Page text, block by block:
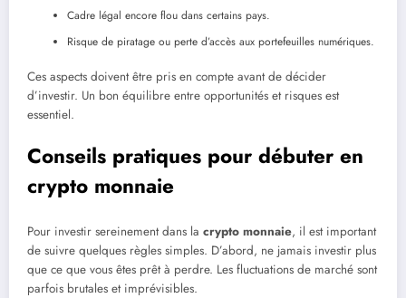
Cadre légal encore flou dans certains pays.
Risque de piratage ou perte d’accès aux portefeuilles numériques.
Ces aspects doivent être pris en compte avant de décider
d’investir. Un bon équilibre entre opportunités et risques est
essentiel.
Conseils pratiques pour débuter en
crypto monnaie
Pour investir sereinement dans la crypto monnaie, il est important
de suivre quelques règles simples. D’abord, ne jamais investir plus
que ce que vous êtes prêt à perdre. Les fluctuations de marché sont
parfois brutales et imprévisibles.